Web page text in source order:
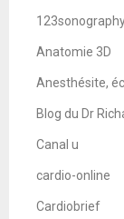
Anatomie 3D
Anesthésite,
Blog du Dr
Canal u
cardio-online
Cardiobrief